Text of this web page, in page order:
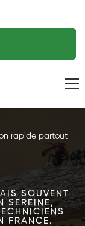
rapide partout
SOUVENT
SEREINE,
FRANCE.